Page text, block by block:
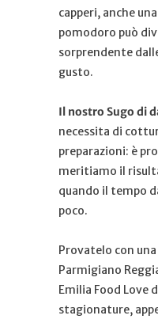
capperi, anche
pomodoro può
sorprendente
gusto.
Il nostro Sugo di
necessita di
preparazioni: è
meritiamo il
quando il tempo
poco.
Provatelo con
Parmigiano
Emilia Food Love
stagionature,